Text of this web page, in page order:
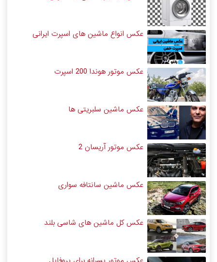
عکس انواع ماشین های اسپرت ایرانی
عکس موتور هوندا 200 اسپرت
عکس ماشین سلبریتی ها
عکس موتور آریسان 2
عکس ماشین سانتافه سواری
عکس کل ماشین های شاسی بلند